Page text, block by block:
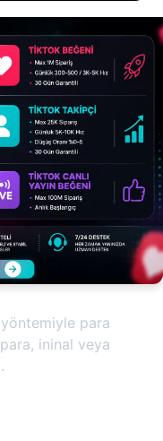
oluşturun ve
para
ininal veya